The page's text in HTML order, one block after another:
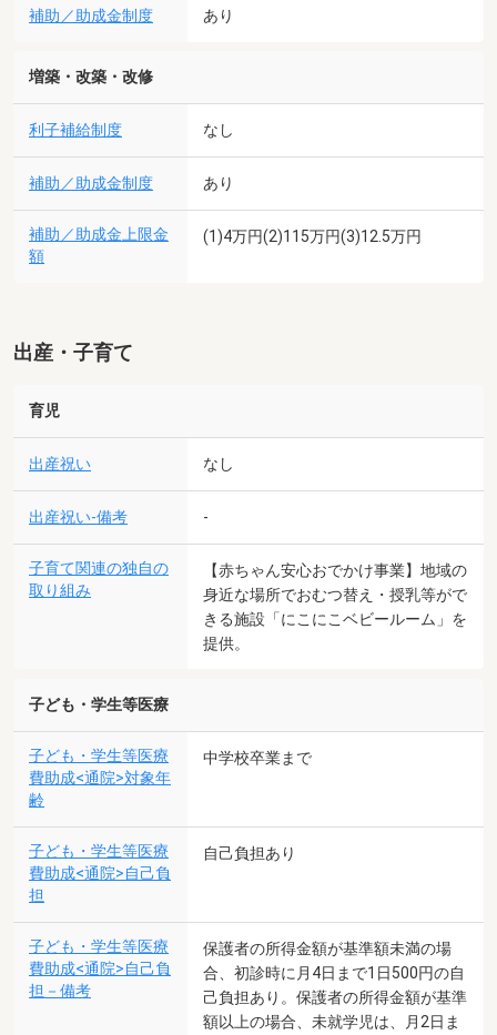
補助／助成金制度 あり
増築・改築・改修
利子補給制度 なし
補助／助成金制度 あり
補助／助成金上限金
額
(1)4万円(2)115万円(3)12.5万円
出産・子育て
育児
出産祝い なし
出産祝い-備考 -
子育て関連の独自の
取り組み
【赤ちゃん安心おでかけ事業】地域の
身近な場所でおむつ替え・授乳等がで
きる施設「にこにこベビールーム」を
提供。
子ども・学生等医療
子ども・学生等医療
費助成<通院>対象年
齢
中学校卒業まで
子ども・学生等医療
費助成<通院>自己負
担
自己負担あり
子ども・学生等医療
費助成<通院>自己負
担－備考
保護者の所得金額が基準額未満の場
合、初診時に月4日まで1日500円の自
己負担あり。保護者の所得金額が基準
額以上の場合、未就学児は、月2日ま